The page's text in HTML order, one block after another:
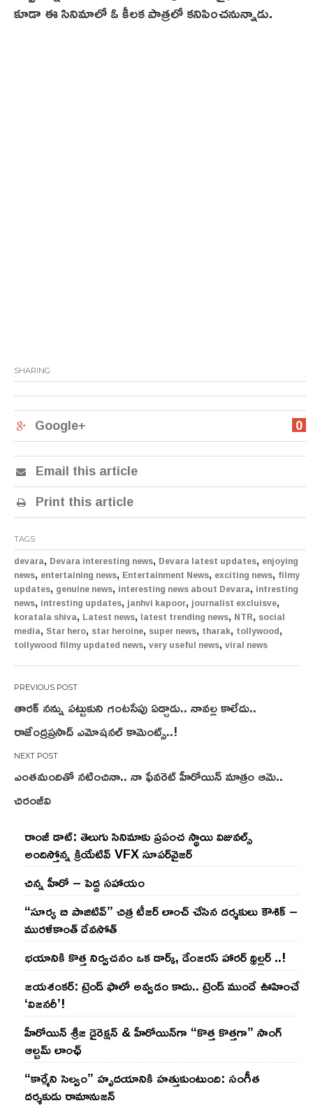
కూడా ఈ సినిమాలో ఓ కీలక పాత్రలో కనిపించనున్నాడు.
SHARING
0
Google+
Email this article
Print this article
TAGS
devara, Devara interesting news, Devara latest updates, enjoying
news, entertaining news, Entertainment News, exciting news, filmy
updates, genuine news, interesting news about Devara, intresting
news, intresting updates, janhvi kapoor, journalist excluisve,
koratala shiva, Latest news, latest trending news, NTR, social
media, Star hero, star heroine, super news, tharak, tollywood,
tollywood filmy updated news, very useful news, viral news
Post
navigation
తారక్ నన్ను పట్టుకుని గంటసేపు ఏడ్చాడు.. నావల్ల కాలేదు..
రాజేంద్రప్రసాద్ ఎమోషనల్ కామెంట్స్..!
ఎంతమందితో నటించినా.. నా ఫేవరెట్ హీరోయిన్ మాత్రం ఆమె..
చిరంజీవి
రాంజీ డాట్: తెలుగు సినిమాకు ప్రపంచ స్థాయి విజువల్స్
అందిస్తోన్న క్రియేటివ్ VFX సూపర్‌వైజర్
చిన్న హీరో – పెద్ద సహాయం
“సూర్య బి పాజిటివ్” చిత్ర టీజర్ లాంచ్ చేసిన‌ దర్శకులు కౌశిక్ –
మురళీకాంత్ దేవసోత్
భయానికి కొత్త నిర్వచనం ఒక డార్క్, డేంజరస్ హారర్ థ్రిల్లర్ ..!
జయశంకర్: ట్రెండ్‌ ఫాలో అవ్వడం కాదు.. ట్రెండ్‌ ముందే ఊహించే
‘విజనరీ’!
హీరోయిన్ శ్రీజ డైరెక్ష‌న్ & హీరోయిన్‌గా “కొత్త కొత్తగా” సాంగ్
ఆల్బమ్ లాంఛ్
“కార్మేని సెల్వం” హృదయానికి హత్తుకుంటుంది: సంగీత
దర్శకుడు రామానుజన్